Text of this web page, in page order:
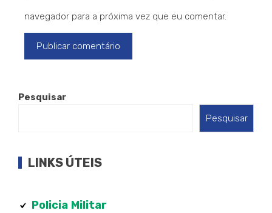
navegador para a próxima vez que eu comentar.
Pesquisar
Pesquisar
LINKS ÚTEIS
Policia Militar